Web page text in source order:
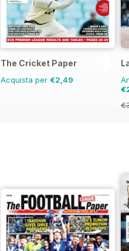
The Cricket Paper
Acquista per €2,49